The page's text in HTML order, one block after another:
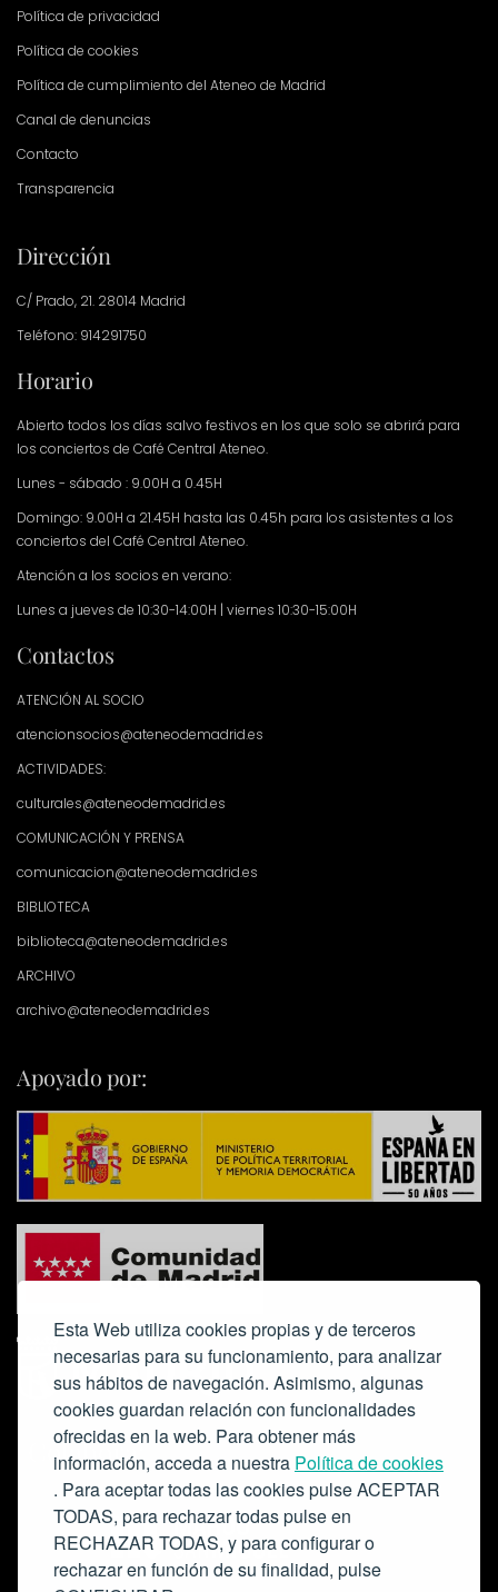
Esta Web utiliza cookies propias y de terceros
necesarias para su funcionamiento, para analizar
sus hábitos de navegación. Asimismo, algunas
cookies guardan relación con funcionalidades
ofrecidas en la web. Para obtener más
información, acceda a nuestra Política de cookies
. Para aceptar todas las cookies pulse ACEPTAR
TODAS, para rechazar todas pulse en
RECHAZAR TODAS, y para configurar o
rechazar en función de su finalidad, pulse
Política de privacidad
Política de cookies
Política de cumplimiento del Ateneo de Madrid
Canal de denuncias
Contacto
Transparencia
Dirección
C/ Prado, 21. 28014 Madrid
Teléfono: 914291750
Horario
Abierto todos los días salvo festivos en los que solo se abrirá para
los conciertos de Café Central Ateneo.
Lunes - sábado : 9.00H a 0.45H
Domingo: 9.00H a 21.45H hasta las 0.45h para los asistentes a los
conciertos del Café Central Ateneo.
Atención a los socios en verano:
Lunes a jueves de 10:30-14:00H | viernes 10:30-15:00H
Contactos
ATENCIÓN AL SOCIO
atencionsocios@ateneodemadrid.es
ACTIVIDADES:
culturales@ateneodemadrid.es
COMUNICACIÓN Y PRENSA
comunicacion@ateneodemadrid.es
BIBLIOTECA
biblioteca@ateneodemadrid.es
ARCHIVO
archivo@ateneodemadrid.es
Apoyado por:
Colabora: